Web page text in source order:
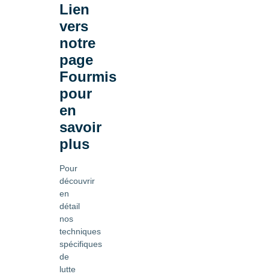
Lien
vers
notre
page
Fourmis
pour
en
savoir
plus
Pour
découvrir
en
détail
nos
techniques
spécifiques
de
lutte